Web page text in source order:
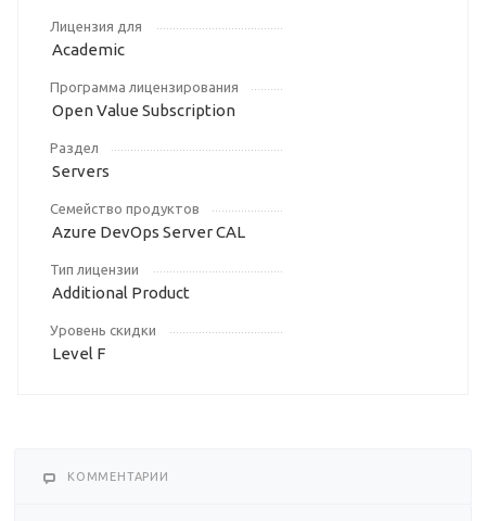
Лицензия для
Academic
Программа лицензирования
Open Value Subscription
Раздел
Servers
Семейство продуктов
Azure DevOps Server CAL
Тип лицензии
Additional Product
Уровень скидки
Level F
КОММЕНТАРИИ